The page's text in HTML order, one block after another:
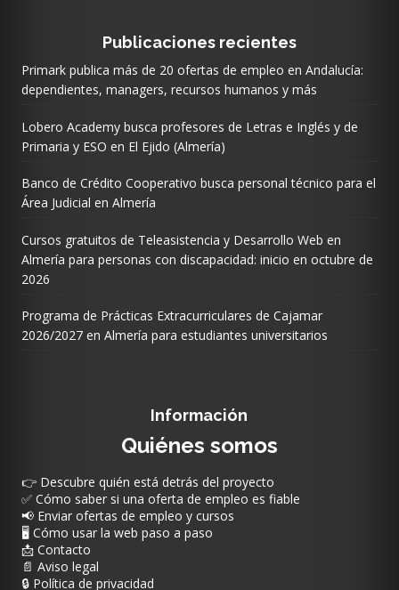
Publicaciones recientes
Primark publica más de 20 ofertas de empleo en Andalucía:
dependientes, managers, recursos humanos y más
Lobero Academy busca profesores de Letras e Inglés y de
Primaria y ESO en El Ejido (Almería)
Banco de Crédito Cooperativo busca personal técnico para el
Área Judicial en Almería
Cursos gratuitos de Teleasistencia y Desarrollo Web en
Almería para personas con discapacidad: inicio en octubre de
2026
Programa de Prácticas Extracurriculares de Cajamar
2026/2027 en Almería para estudiantes universitarios
Información
Quiénes somos
👉 Descubre quién está detrás del proyecto
✅ Cómo saber si una oferta de empleo es fiable
📢 Enviar ofertas de empleo y cursos
🖥️ Cómo usar la web paso a paso
📩 Contacto
📄 Aviso legal
🔒 Política de privacidad